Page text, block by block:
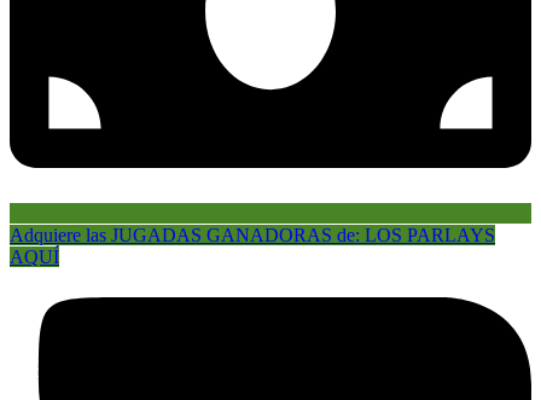
Adquiere las JUGADAS GANADORAS de: LOS PARLAYS
AQUÍ